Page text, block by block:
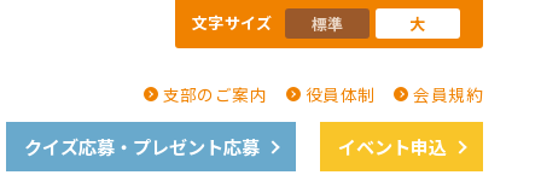
支部のご案内 役員体制 会員規約
クイズ応募・プレゼント応募 イベント申込
文字サイズ 標準 大